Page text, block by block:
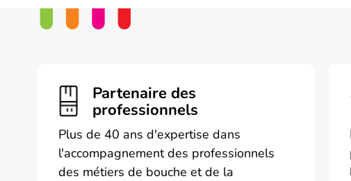
Partenaire des
professionnels
Plus de 40 ans d'expertise dans
l'accompagnement des professionnels
des métiers de bouche et de la